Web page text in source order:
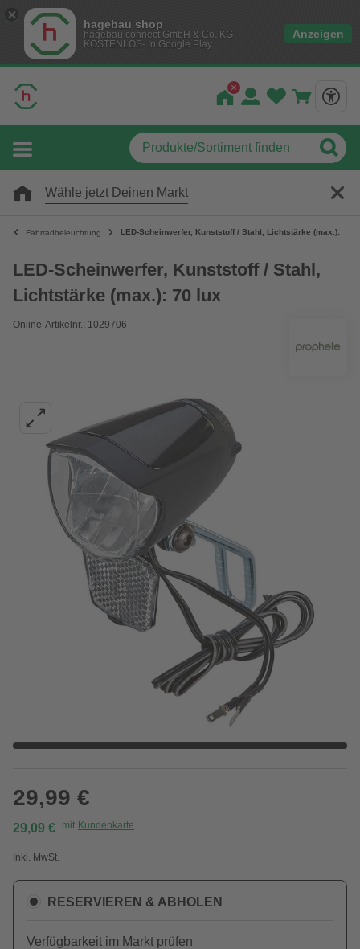
hagebau shop
hagebau connect GmbH & Co. KG
KOSTENLOS- In Google Play
Anzeigen
Wähle jetzt Deinen Markt
Fahrradbeleuchtung LED-Scheinwerfer, Kunststoff / Stahl, Lichtstärke (max.): 70
LED-Scheinwerfer, Kunststoff / Stahl,
Lichtstärke (max.): 70 lux
Online-Artikelnr.: 1029706
29,99 €
29,09 € mit Kundenkarte
Inkl. MwSt.
RESERVIEREN & ABHOLEN
Verfügbarkeit im Markt prüfen